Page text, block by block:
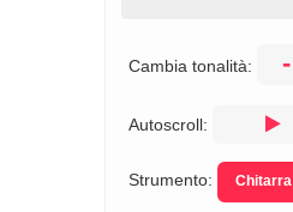
Cambia tonalità: -
Autoscroll:
Strumento: Chitarra